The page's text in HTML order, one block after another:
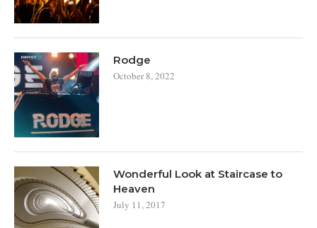
Rodge
October 8, 2022
Wonderful Look at Staircase to
Heaven
July 11, 2017